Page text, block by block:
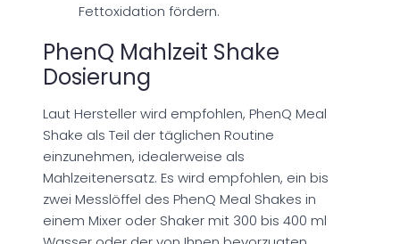
Fettoxidation fördern.
PhenQ Mahlzeit Shake
Dosierung
Laut Hersteller wird empfohlen, PhenQ Meal
Shake als Teil der täglichen Routine
einzunehmen, idealerweise als
Mahlzeitenersatz. Es wird empfohlen, ein bis
zwei Messlöffel des PhenQ Meal Shakes in
einem Mixer oder Shaker mit 300 bis 400 ml